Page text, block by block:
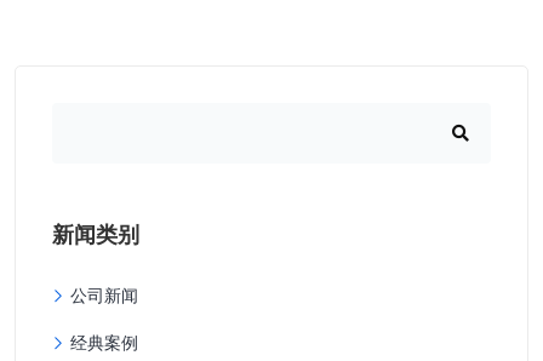
新闻类别
公司新闻
经典案例